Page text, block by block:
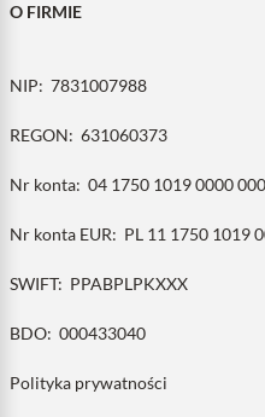
O FIRMIE
NIP: 7831007988
REGON: 631060373
Nr konta: 04 1750 1019 0000
Nr konta EUR: PL 11 1750 1019
SWIFT: PPABPLPKXXX
BDO: 000433040
Polityka prywatności